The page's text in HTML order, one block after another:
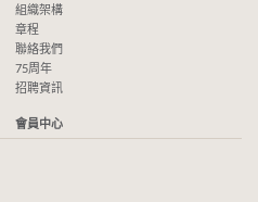
組織架構
章程
聯絡我們
75周年
招聘資訊
會員中心